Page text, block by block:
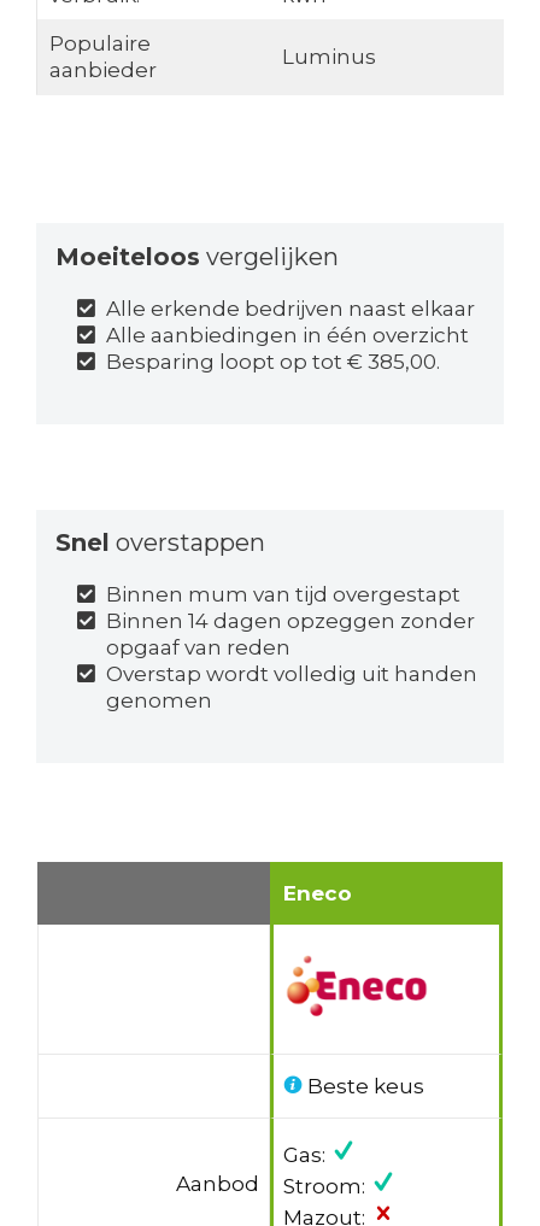
Populaire
aanbieder
Luminus
Moeiteloos vergelijken
Alle erkende bedrijven naast elkaar
Alle aanbiedingen in één overzicht
Besparing loopt op tot € 385,00.
Snel overstappen
Binnen mum van tijd overgestapt
Binnen 14 dagen opzeggen zonder
opgaaf van reden
Overstap wordt volledig uit handen
genomen
Eneco
Beste keus
Aanbod
Gas:
Stroom:
Mazout: